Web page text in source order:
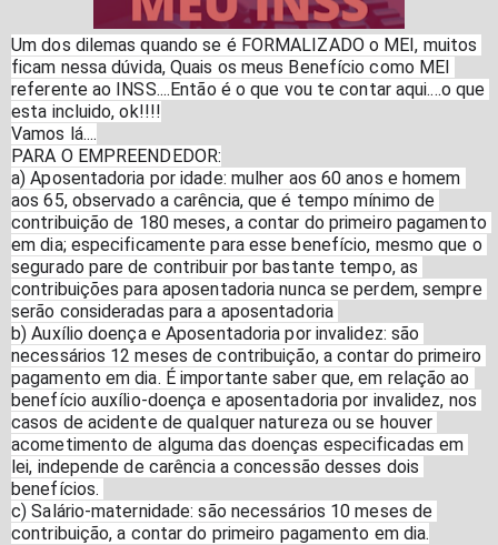
Um dos dilemas quando se é FORMALIZADO o MEI, muitos
ficam nessa dúvida, Quais os meus Benefício como MEI
referente ao INSS....Então é o que vou te contar aqui....o que
esta incluido, ok!!!!
Vamos lá....
PARA O EMPREENDEDOR:
a) Aposentadoria por idade: mulher aos 60 anos e homem
aos 65, observado a carência, que é tempo mínimo de
contribuição de 180 meses, a contar do primeiro pagamento
em dia; especificamente para esse benefício, mesmo que o
segurado pare de contribuir por bastante tempo, as
contribuições para aposentadoria nunca se perdem, sempre
serão consideradas para a aposentadoria
b) Auxílio doença e Aposentadoria por invalidez: são
necessários 12 meses de contribuição, a contar do primeiro
pagamento em dia. É importante saber que, em relação ao
benefício auxílio-doença e aposentadoria por invalidez, nos
casos de acidente de qualquer natureza ou se houver
acometimento de alguma das doenças especificadas em
lei, independe de carência a concessão desses dois
benefícios.
c) Salário-maternidade: são necessários 10 meses de
contribuição, a contar do primeiro pagamento em dia.